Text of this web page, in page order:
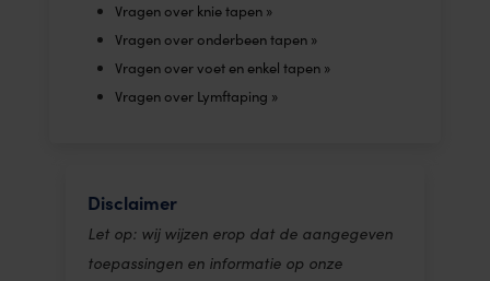
Vragen over knie tapen »
Vragen over onderbeen tapen »
Vragen over voet en enkel tapen »
Vragen over Lymftaping »
Disclaimer
Let op: wij wijzen erop dat de aangegeven
toepassingen en informatie op onze